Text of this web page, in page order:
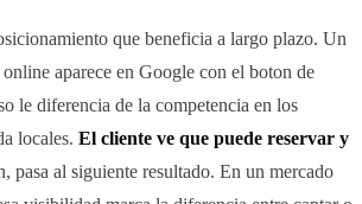
que beneficia a largo plazo. Un
aparece en Google con el boton de
le diferencia de la competencia en los
locales. El cliente ve que puede reservar y
pasa al siguiente resultado. En un mercado